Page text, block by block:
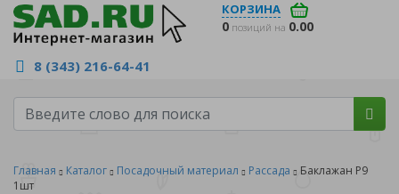
КОРЗИНА
0 позиций на 0.00
8 (343) 216-64-41
Главная Каталог Посадочный материал Рассада
Баклажан Р9
1шт